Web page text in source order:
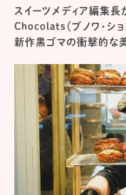
スイーツメディア編集
Chocolats（ブノワ・シ
新作黒ゴマの衝撃的な